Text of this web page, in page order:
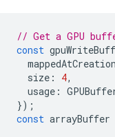
// Get a GPU
const
mappedAtCreation
size : 4,
usage :
});
const arrayBuffer